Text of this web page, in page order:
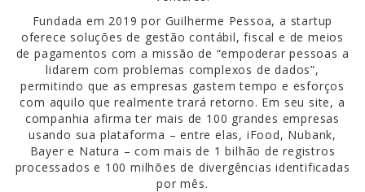
Fundada em 2019 por Guilherme Pessoa, a startup
oferece soluções de gestão contábil, fiscal e de meios
de pagamentos com a missão de “empoderar pessoas a
lidarem com problemas complexos de dados”,
permitindo que as empresas gastem tempo e esforços
com aquilo que realmente trará retorno. Em seu site, a
companhia afirma ter mais de 100 grandes empresas
usando sua plataforma – entre elas, iFood, Nubank,
Bayer e Natura – com mais de 1 bilhão de registros
processados e 100 milhões de divergências identificadas
por mês.